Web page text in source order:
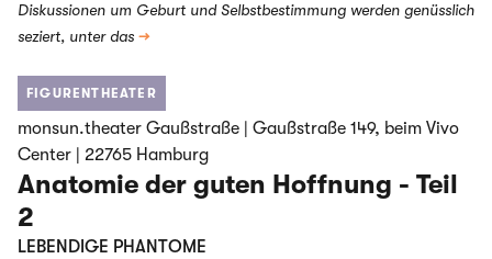
Diskussionen um Geburt und Selbstbestimmung werden genüsslich
seziert, unter das →
FIGURENTHEATER
monsun.theater Gaußstraße | Gaußstraße 149, beim Vivo
Center | 22765 Hamburg
Anatomie der guten Hoffnung - Teil
2
LEBENDIGE PHANTOME